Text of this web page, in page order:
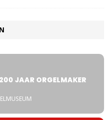
JAAR ORGELMAKER